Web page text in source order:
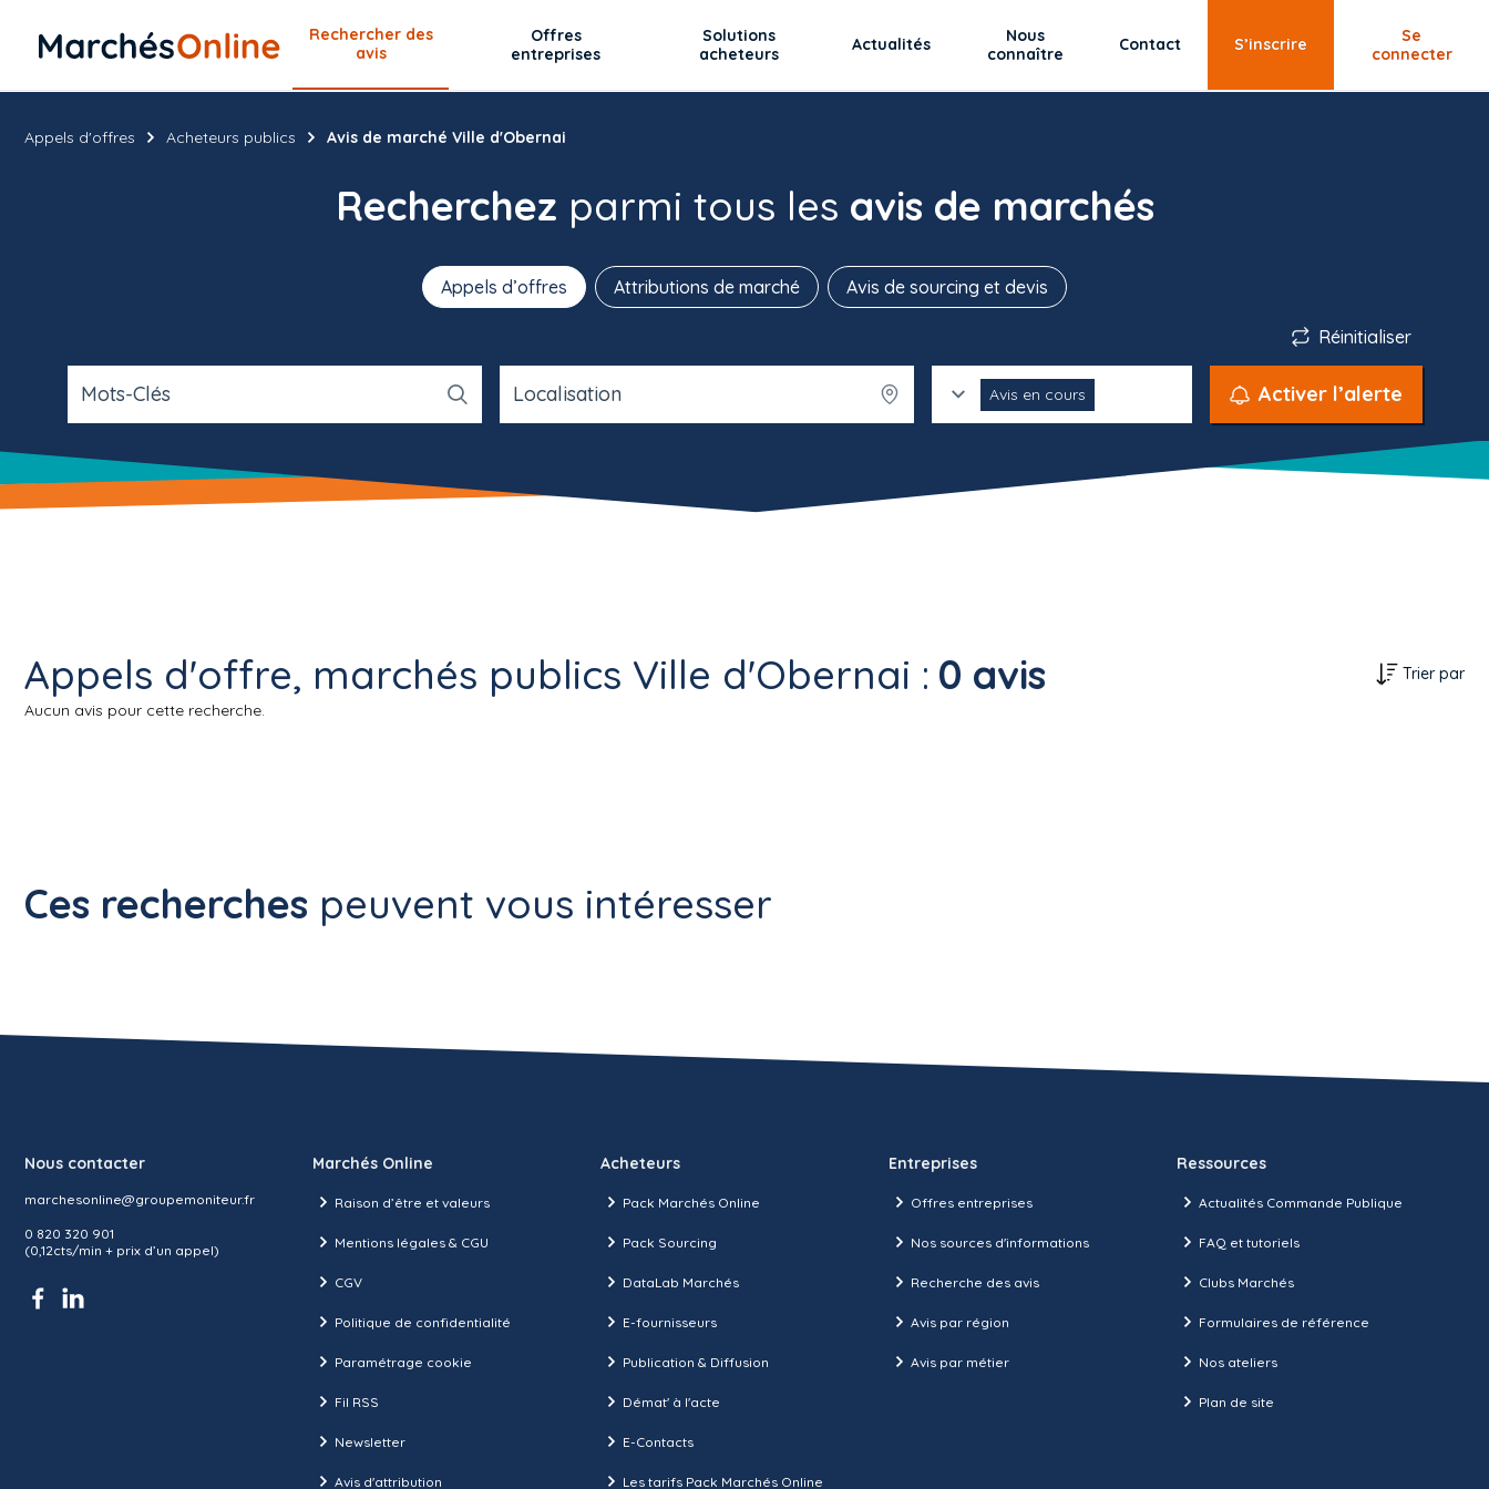
Rechercher des
avis
Offres
entreprises
Solutions
acheteurs
Actualités
Nous
connaître
Contact S’inscrire
Se
connecter
Recherchez parmi tous les avis de marchés
Appels d’offres Attributions de marché Avis de sourcing et devis
Réinitialiser
Mots-Clés Localisation Avis en cours Activer l’alerte
Appels d'offres Acheteurs publics Avis de marché Ville d'Obernai
Appels d'offre, marchés publics Ville d'Obernai : 0 avis
Trier par
Aucun avis pour cette recherche.
Ces recherches peuvent vous intéresser
Nous contacter
marchesonline@groupemoniteur.fr
0 820 320 901
(0,12cts/min + prix d’un appel)
Marchés Online
Raison d’être et valeurs
Mentions légales & CGU
CGV
Politique de confidentialité
Paramétrage cookie
Fil RSS
Newsletter
Avis d'attribution
Acheteurs
Pack Marchés Online
Pack Sourcing
DataLab Marchés
E-fournisseurs
Publication & Diffusion
Démat' à l'acte
E-Contacts
Les tarifs Pack Marchés Online
Entreprises
Offres entreprises
Nos sources d'informations
Recherche des avis
Avis par région
Avis par métier
Ressources
Actualités Commande Publique
FAQ et tutoriels
Clubs Marchés
Formulaires de référence
Nos ateliers
Plan de site